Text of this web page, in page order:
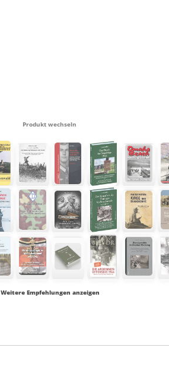
Produkt wechseln
Weitere Empfehlungen anzeigen